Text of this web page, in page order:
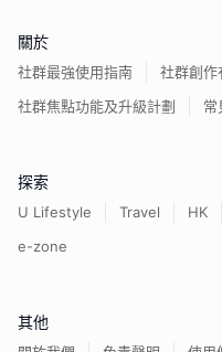
關於
社群最強使用指南
社群創作
社群焦點功能及升級計劃
常
探索
U Lifestyle Travel HK
e-zone
其他